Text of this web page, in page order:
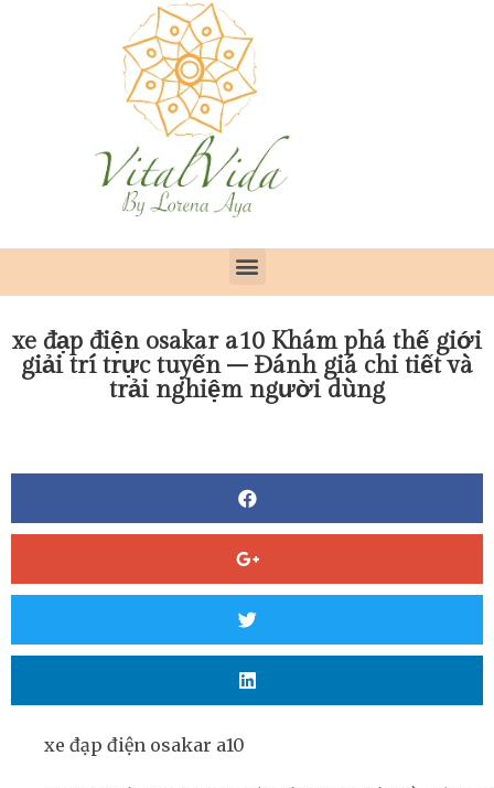
xe đạp điện osakar a10 Khám phá thế giới
giải trí trực tuyến – Đánh giá chi tiết và
trải nghiệm người dùng
xe đạp điện osakar a10